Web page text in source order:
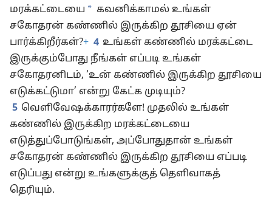
மரக்கட்டையை * கவனிக்காமல் உங்கள்
சகோதரன் கண்ணில் இருக்கிற தூசியை ஏன்
பார்க்கிறீர்கள்?+ 4 உங்கள் கண்ணில் மரக்கட்டை
இருக்கும்போது நீங்கள் எப்படி உங்கள்
சகோதரனிடம், ‘உன் கண்ணில் இருக்கிற தூசியை
எடுக்கட்டுமா’ என்று கேட்க முடியும்?
5 வெளிவேஷக்காரர்களே! முதலில் உங்கள்
கண்ணில் இருக்கிற மரக்கட்டையை
எடுத்துப்போடுங்கள், அப்போதுதான் உங்கள்
சகோதரன் கண்ணில் இருக்கிற தூசியை எப்படி
எடுப்பது என்று உங்களுக்குத் தெளிவாகத்
தெரியும்.